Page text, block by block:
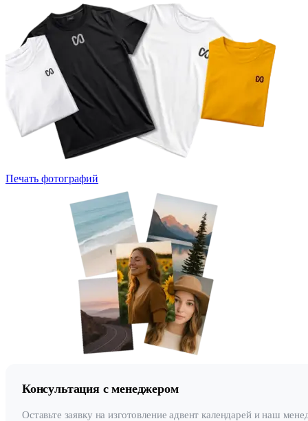
Печать фотографий
Консультация с менеджером
Оставьте заявку на изготовление адвент календарей и наш